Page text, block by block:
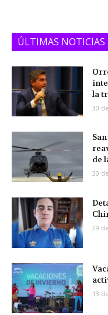
ÚLTIMAS NOTICIAS
la
30
de
30
29
13